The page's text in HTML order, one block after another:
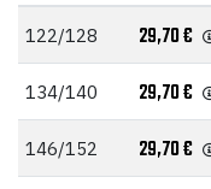
122/128 29,70€
134/140 29,70€
146/152 29,70€